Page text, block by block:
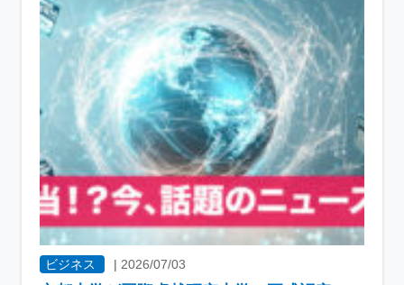
ビジネス | 2026/07/03